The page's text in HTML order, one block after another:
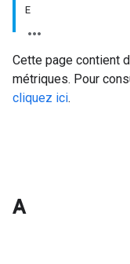
E
Cette page contient
métriques. Pour
cliquez ici.
A